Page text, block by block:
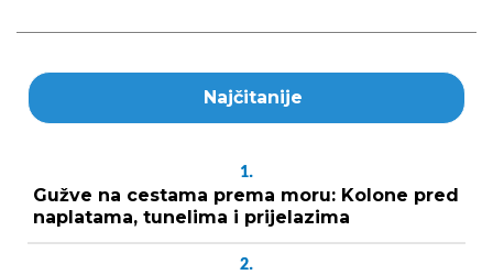
Najčitanije
1.
Gužve na cestama prema moru: Kolone pred
naplatama, tunelima i prijelazima
2.